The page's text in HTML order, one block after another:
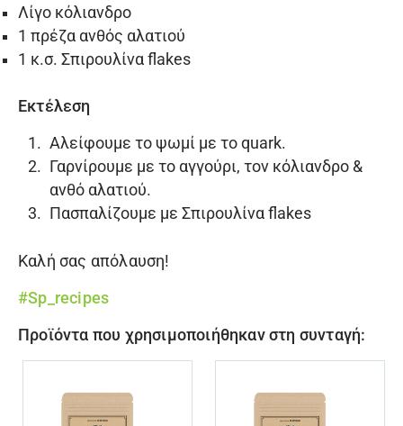
Λίγο κόλιανδρο
1 πρέζα ανθός αλατιού
1 κ.σ. Σπιρουλίνα flakes
Εκτέλεση
Αλείφουμε το ψωμί με το quark.
Γαρνίρουμε με το αγγούρι, τον κόλιανδρο &
ανθό αλατιού.
Πασπαλίζουμε με Σπιρουλίνα flakes
Καλή σας απόλαυση!
#Sp_recipes
Προϊόντα που χρησιμοποιήθηκαν στη συνταγή: